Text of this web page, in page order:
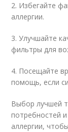
2. Избегайте
аллергии.
3. Улучшайте
фильтры для
4. Посещайте
помощь, если
Выбор лучшей
потребностей
аллергии,